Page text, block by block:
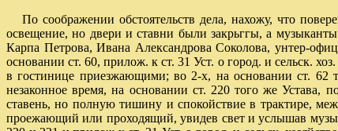
По соображении обстоятельств дела, нахожу, что
освещение, но двери и ставни были закрьггы, а
Карпа Петрова, Ивана Александрова Соколова, унтер-
основании ст. 60, прилож. к ст. 31 Уст. о город. и сельск.
в гостинице приезжающими; во 2-х, на основании ст. 62
незаконное время, на основании ст. 220 того же Устава,
ставень, но полную тишину и спокойствие в трактире,
проежающий или проходящий, увидев свет и услышав